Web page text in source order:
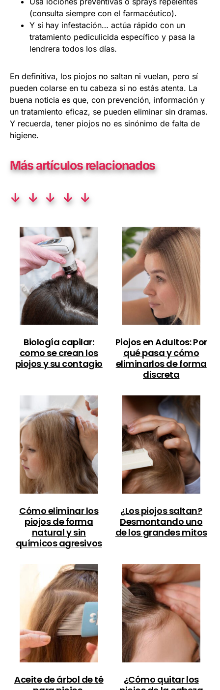
(consulta siempre con el farmacéutico).
Y si hay infestación… actúa rápido con un
tratamiento pediculicida específico y pasa la
lendrera todos los días.
En definitiva, los piojos no saltan ni vuelan, pero sí
pueden colarse en tu cabeza si no estás atenta. La
buena noticia es que, con prevención, información y
un tratamiento eficaz, se pueden eliminar sin dramas.
Y recuerda, tener piojos no es sinónimo de falta de
higiene.
Más artículos relacionados
↓ ↓ ↓ ↓ ↓
Biología capilar:
como se crean los
piojos y su contagio
Piojos en Adultos: Por
qué pasa y cómo
eliminarlos de forma
discreta
Cómo eliminar los
piojos de forma
natural y sin
químicos agresivos
¿Los piojos saltan?
Desmontando uno
de los grandes mitos
Aceite de árbol de té
¿Cómo quitar los